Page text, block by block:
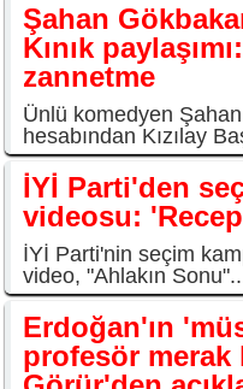
Şahan
Kınık
zannetme
Ünlü komedyen
hesabından Kızılay
İYİ Parti'den
videosu:
İYİ Parti'nin seçim
video, "Ahlakın
Erdoğan'ın
profesör